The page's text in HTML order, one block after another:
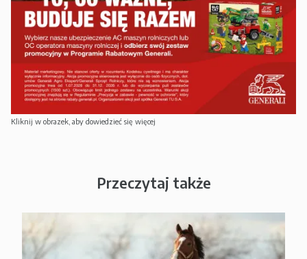
Kliknij w obrazek, aby dowiedzieć się więcej
Przeczytaj także